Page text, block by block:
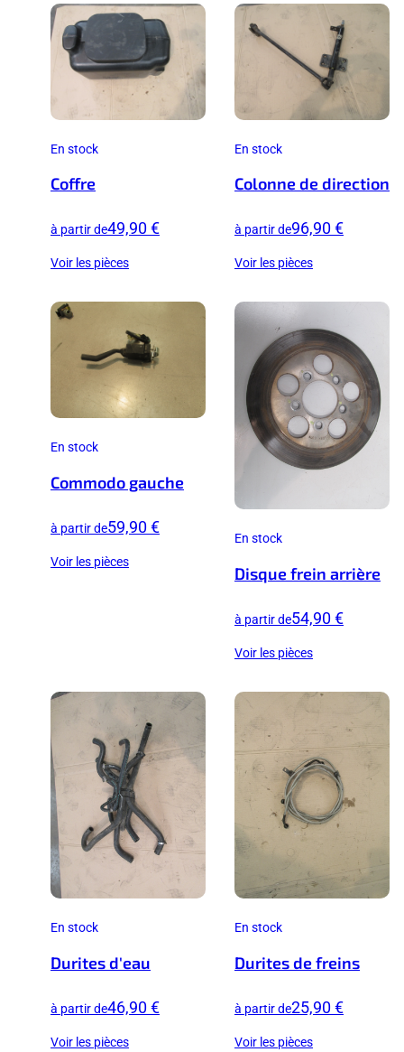
En stock
Coffre
à partir de49,90 €
Voir les pièces
En stock
Colonne de direction
à partir de96,90 €
Voir les pièces
En stock
Commodo gauche
à partir de59,90 €
Voir les pièces
En stock
Disque frein arrière
à partir de54,90 €
Voir les pièces
En stock
Durites d'eau
à partir de46,90 €
Voir les pièces
En stock
Durites de freins
à partir de25,90 €
Voir les pièces